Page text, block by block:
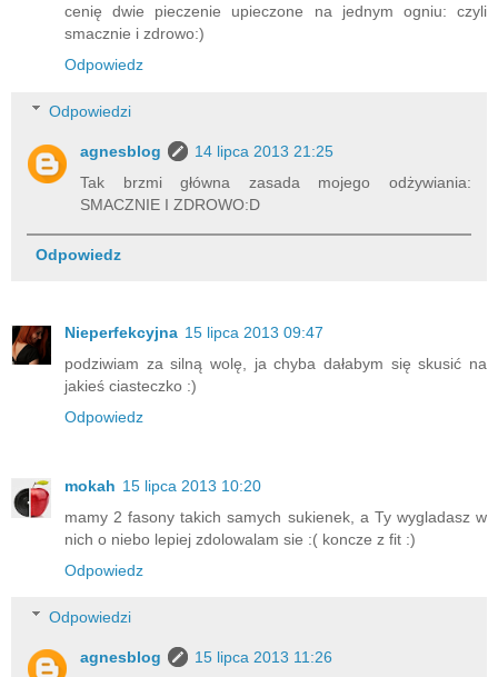
cenię dwie pieczenie upieczone na jednym ogniu: czyli
smacznie i zdrowo:)
Odpowiedz
Odpowiedzi
agnesblog
14 lipca 2013 21:25
Tak brzmi główna zasada mojego odżywiania:
SMACZNIE I ZDROWO:D
Odpowiedz
Nieperfekcyjna 15 lipca 2013 09:47
podziwiam za silną wolę, ja chyba dałabym się skusić na
jakieś ciasteczko :)
Odpowiedz
mokah 15 lipca 2013 10:20
mamy 2 fasony takich samych sukienek, a Ty wygladasz w
nich o niebo lepiej zdolowalam sie :( koncze z fit :)
Odpowiedz
Odpowiedzi
agnesblog
15 lipca 2013 11:26